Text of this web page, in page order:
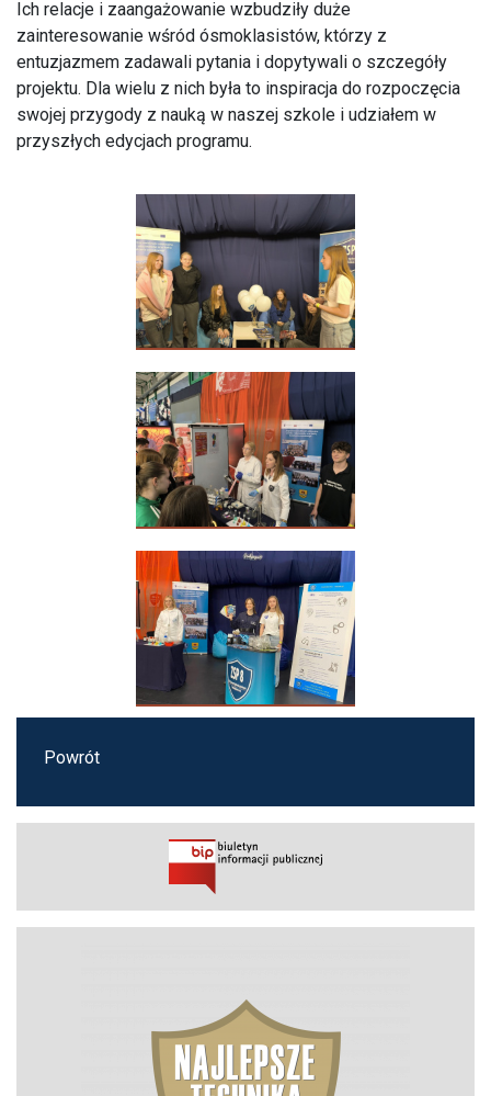
Ich relacje i zaangażowanie wzbudziły duże
zainteresowanie wśród ósmoklasistów, którzy z
entuzjazmem zadawali pytania i dopytywali o szczegóły
projektu. Dla wielu z nich była to inspiracja do rozpoczęcia
swojej przygody z nauką w naszej szkole i udziałem w
przyszłych edycjach programu.
Powrót